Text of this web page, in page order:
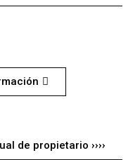
de propietario ››››